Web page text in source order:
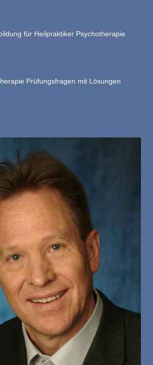
für Heilpraktiker Psychotherapie
Prüfungsfragen mit Lösungen